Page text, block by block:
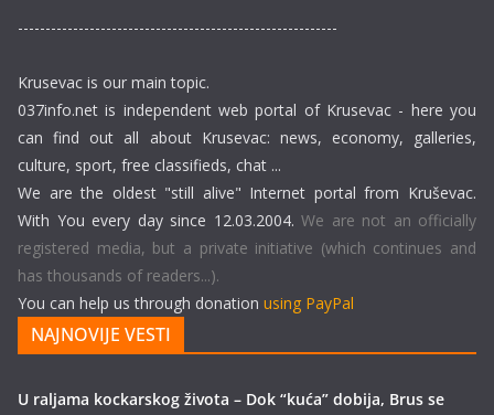
----------------------------------------------------------
Krusevac is our main topic.
037info.net is independent web portal of Krusevac - here you
can find out all about Krusevac: news, economy, galleries,
culture, sport, free classifieds, chat ...
We are the oldest "still alive" Internet portal from Kruševac.
With You every day since 12.03.2004. We are not an officially
registered media, but a private initiative (which continues and
has thousands of readers...).
You can help us through donation using PayPal
NAJNOVIJE VESTI
U raljama kockarskog života – Dok “kuća” dobija, Brus se